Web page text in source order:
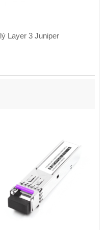
Layer 3 Juniper